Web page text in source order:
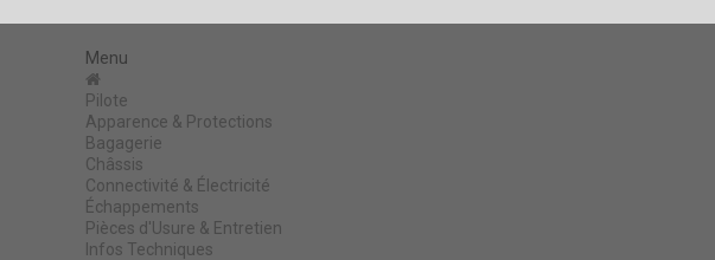
Menu
Pilote
Apparence & Protections
Bagagerie
Châssis
Connectivité & Électricité
Échappements
Pièces d'Usure & Entretien
Infos Techniques